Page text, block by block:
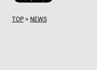
TOP> NEWS